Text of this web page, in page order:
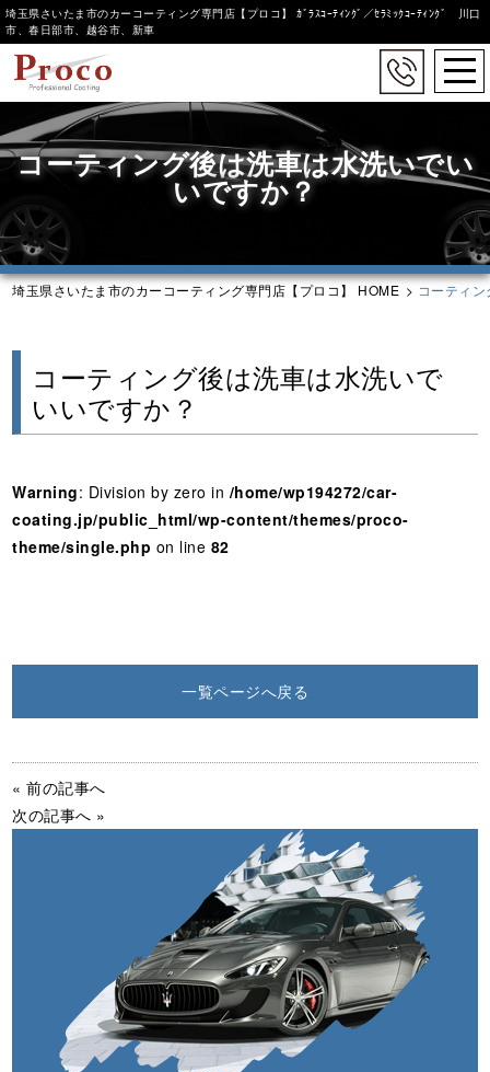
to
main
content
埼玉県さいたま市のカーコーティング専門店【プロコ】 ｶﾞﾗｽｺｰﾃｨﾝｸﾞ／ｾﾗﾐｯｸｺｰﾃｨﾝｸﾞ 川口
市、春日部市、越谷市、新車
コーティングラインナップ
システムX
アストロン
コーティング後は洗車は水洗いでい
いですか？
埼玉県さいたま市のカーコーティング専門店【プロコ】 HOME > コーティ
コーティング後は洗車は水洗いで
いいですか？
Warning: Division by zero in /home/wp194272/car-
coating.jp/public_html/wp-content/themes/proco-
theme/single.php on line 82
一覧ページへ戻る
« 前の記事へ
次の記事へ »